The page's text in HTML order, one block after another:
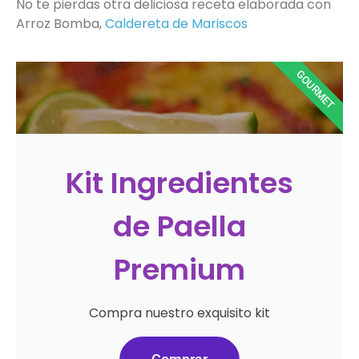
No te pierdas otra deliciosa receta elaborada con
Arroz Bomba,Caldereta de Mariscos
Kit Ingredientes
de Paella
Premium
Compra nuestro exquisito kit
GOURMET